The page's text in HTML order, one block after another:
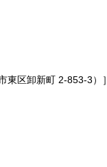
区卸新町 2-853-3）］